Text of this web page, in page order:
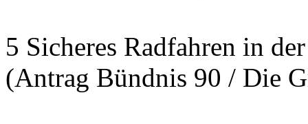
5 Sicheres Radfahren in
(Antrag Bündnis 90 / Die